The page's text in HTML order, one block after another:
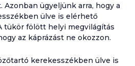
Azonban ügyeljünk arra, hogy a
ülve is elérhető
tükör fölött helyi megvilágítás
az káprázást ne okozzon.
kerekesszékben ülve is